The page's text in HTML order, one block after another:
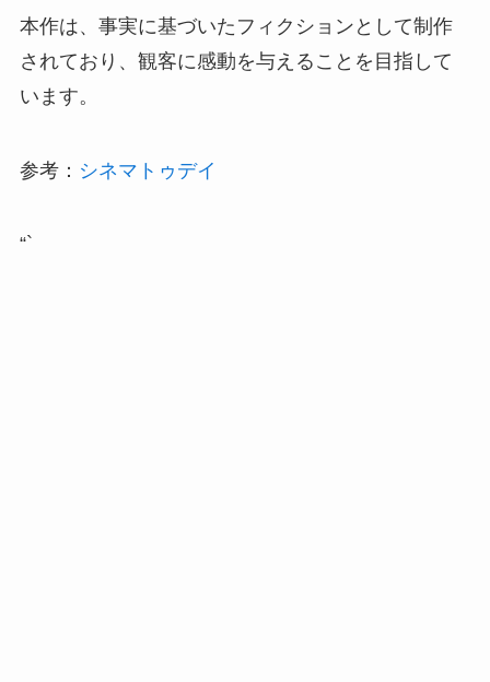
本作は、事実に基づいたフィクションとして制作
されており、観客に感動を与えることを目指して
います。
参考： シネマトゥデイ
“`